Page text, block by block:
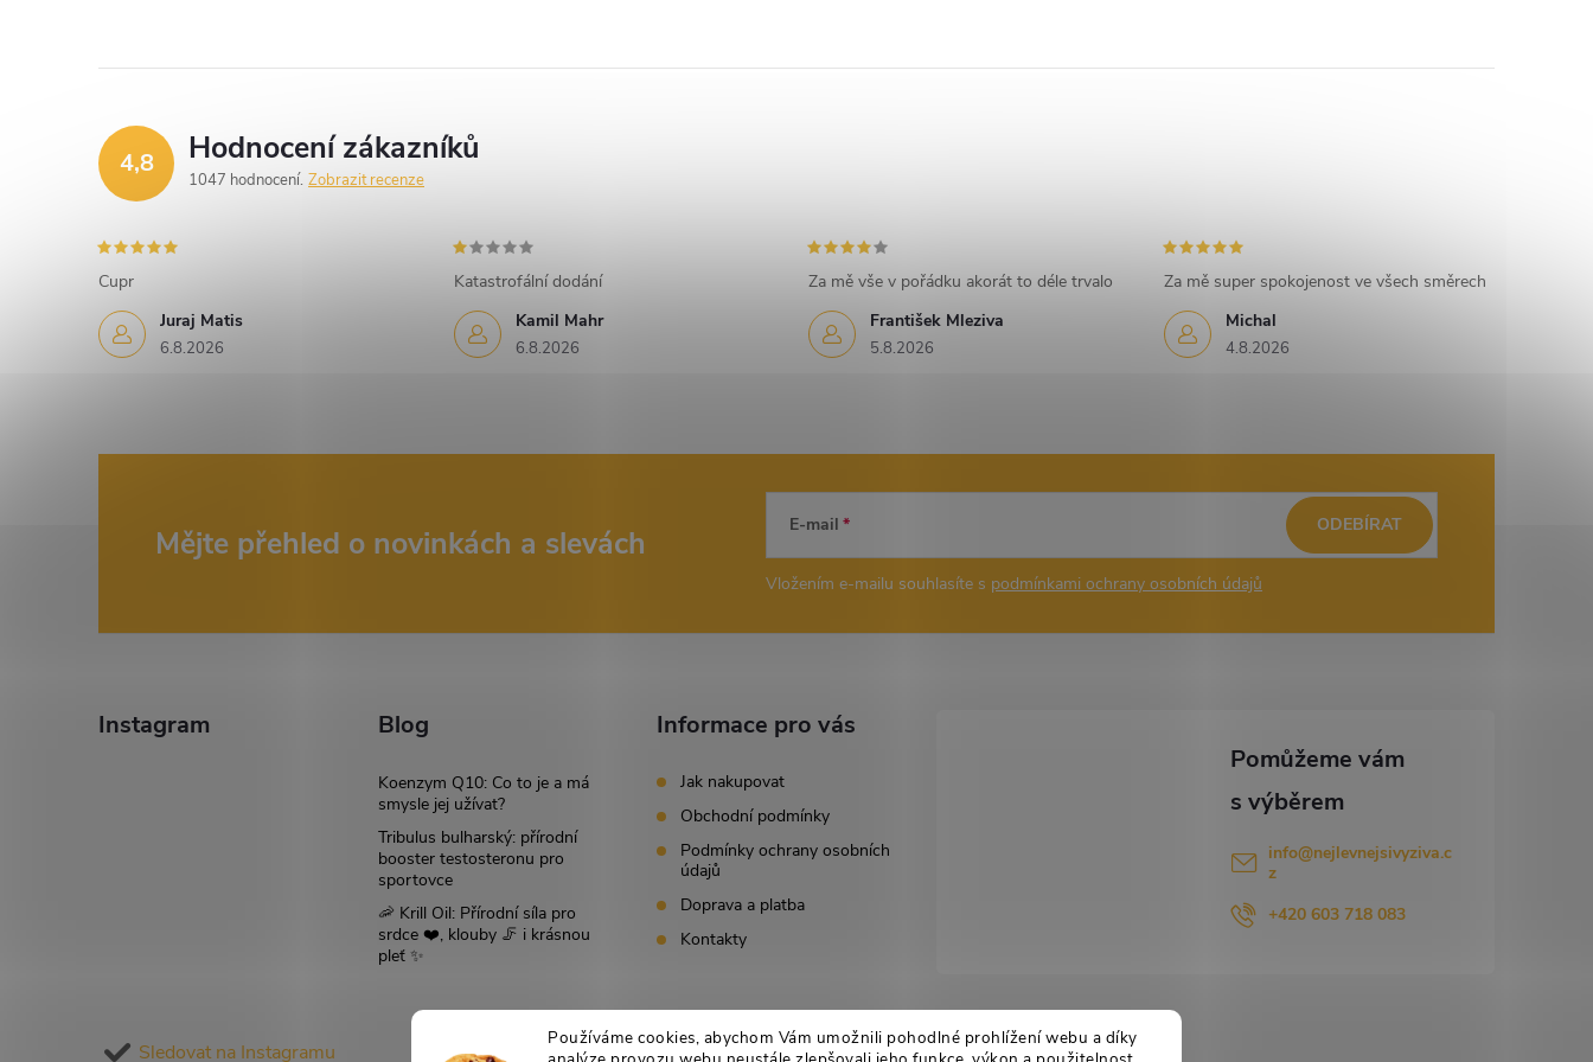
Používáme cookies, abychom Vám umožnili pohodlné prohlížení webu a díky
4,8 Hodnocení zákazníků
1047 hodnocení Zobrazit recenze
Juraj Matis
6.8.2026
Cupr
Kamil Mahr
6.8.2026
Katastrofální dodání
František Mleziva
5.8.2026
Za mě vše v pořádku akorát to déle trvalo
Michal
4.8.2026
Za mě super spokojenost ve všech směrech
Mějte přehled o novinkách a slevách E-mail
Vložením e-mailu souhlasíte s podmínkami ochrany osobních údajů
ODEBÍRAT
Instagram
Sledovat na Instagramu
Blog
Koenzym Q10: Co to je a má
smysle jej užívat?
Tribulus bulharský: přírodní
booster testosteronu pro
sportovce
🦐 Krill Oil: Přírodní síla pro
srdce ❤️, klouby 🦵 i krásnou
pleť ✨
Informace pro vás
Jak nakupovat
Obchodní podmínky
Podmínky ochrany osobních
údajů
Doprava a platba
Kontakty
info@nejlevnejsivyziva.c
z
+420 603 718 083